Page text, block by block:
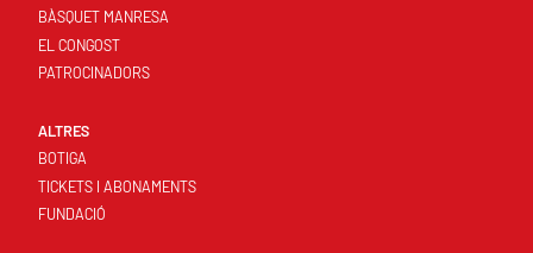
BÀSQUET MANRESA
EL CONGOST
PATROCINADORS
ALTRES
BOTIGA
TICKETS I ABONAMENTS
FUNDACIÓ